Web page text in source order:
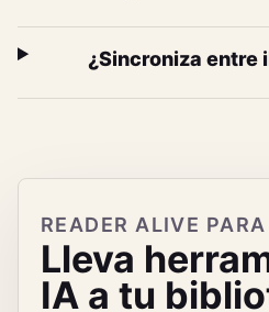
¿Sincroniza entre
READER ALIVE
Lleva
IA a tu